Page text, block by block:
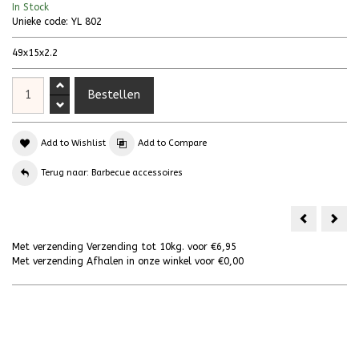
In Stock
Unieke code: YL 802
49x15x2.2
Add to Wishlist Add to Compare
Terug naar: Barbecue accessoires
BBQ
Met verzending Verzending tot 10kg. voor €6,95
Met verzending Afhalen in onze winkel voor €0,00